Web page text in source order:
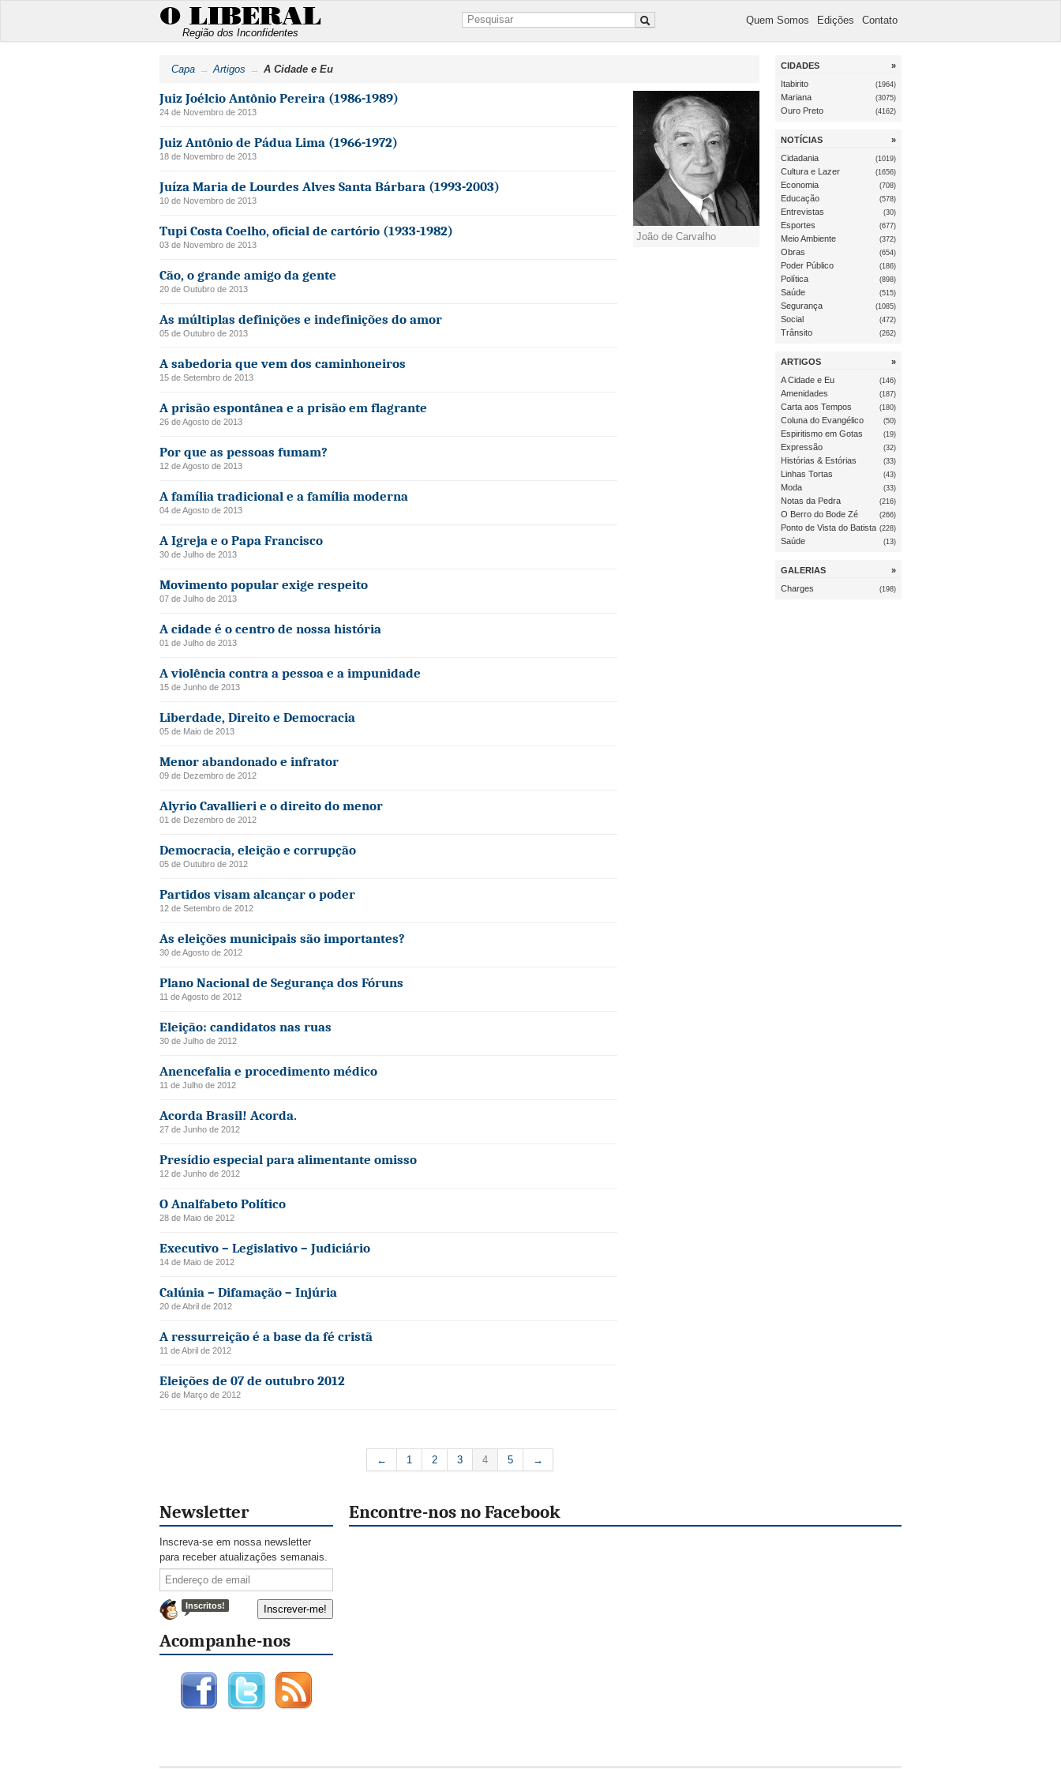
O LIBERAL
Região dos Inconfidentes
Quem Somos Edições Contato
Capa Artigos A Cidade e Eu
Juiz Joélcio Antônio Pereira (1986-1989)
24 de Novembro de 2013
Juiz Antônio de Pádua Lima (1966-1972)
18 de Novembro de 2013
Juíza Maria de Lourdes Alves Santa Bárbara (1993-2003)
10 de Novembro de 2013
Tupi Costa Coelho, oficial de cartório (1933-1982)
03 de Novembro de 2013
Cão, o grande amigo da gente
20 de Outubro de 2013
As múltiplas definições e indefinições do amor
05 de Outubro de 2013
A sabedoria que vem dos caminhoneiros
15 de Setembro de 2013
A prisão espontânea e a prisão em flagrante
26 de Agosto de 2013
Por que as pessoas fumam?
12 de Agosto de 2013
A família tradicional e a família moderna
04 de Agosto de 2013
A Igreja e o Papa Francisco
30 de Julho de 2013
Movimento popular exige respeito
07 de Julho de 2013
A cidade é o centro de nossa história
01 de Julho de 2013
A violência contra a pessoa e a impunidade
15 de Junho de 2013
Liberdade, Direito e Democracia
05 de Maio de 2013
Menor abandonado e infrator
09 de Dezembro de 2012
Alyrio Cavallieri e o direito do menor
01 de Dezembro de 2012
Democracia, eleição e corrupção
05 de Outubro de 2012
Partidos visam alcançar o poder
12 de Setembro de 2012
As eleições municipais são importantes?
30 de Agosto de 2012
Plano Nacional de Segurança dos Fóruns
11 de Agosto de 2012
Eleição: candidatos nas ruas
30 de Julho de 2012
Anencefalia e procedimento médico
11 de Julho de 2012
Acorda Brasil! Acorda.
27 de Junho de 2012
Presídio especial para alimentante omisso
12 de Junho de 2012
O Analfabeto Político
28 de Maio de 2012
Executivo – Legislativo – Judiciário
14 de Maio de 2012
Calúnia – Difamação – Injúria
20 de Abril de 2012
A ressurreição é a base da fé cristã
11 de Abril de 2012
Eleições de 07 de outubro 2012
26 de Março de 2012
João de Carvalho
← 1 2 3 4 5 →
CIDADES
»
Itabirito
(1964)
Mariana (3075)
Ouro Preto (4162)
NOTÍCIAS
»
Cidadania
(1019)
Cultura e Lazer (1656)
Economia (708)
Educação (578)
Entrevistas (30)
Esportes (677)
Meio Ambiente (372)
Obras (654)
Poder Público (186)
Política (898)
Saúde (515)
Segurança (1085)
Social (472)
Trânsito (262)
ARTIGOS
»
A Cidade e Eu
(146)
Amenidades (187)
Carta aos Tempos (180)
Coluna do Evangélico (50)
Espiritismo em Gotas (19)
Expressão (32)
Histórias & Estórias (33)
Linhas Tortas (43)
Moda (33)
Notas da Pedra (216)
O Berro do Bode Zé (266)
Ponto de Vista do Batista (228)
Saúde (13)
GALERIAS
»
Charges
(198)
Newsletter
Inscreva-se em nossa newsletter
para receber atualizações semanais.
Inscritos!
Acompanhe-nos
Encontre-nos no Facebook